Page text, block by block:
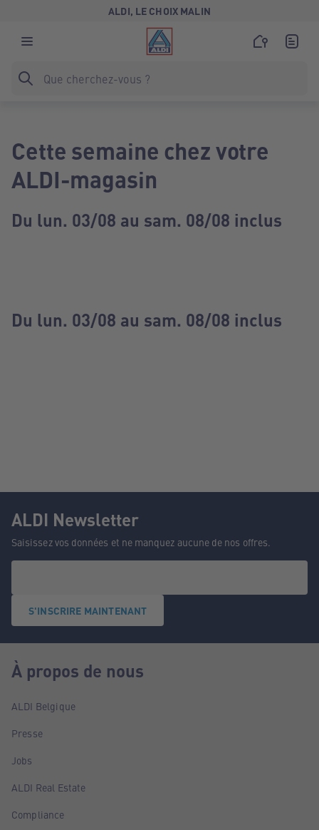
ALDI, LE CHOIX MALIN
Cette semaine chez votre
ALDI-magasin
Du lun. 03/08 au sam. 08/08 inclus
Du lun. 03/08 au sam. 08/08 inclus
ALDI Newsletter
Saisissez vos données et ne manquez aucune de nos offres.
S'INSCRIRE MAINTENANT
À propos de nous
ALDI Belgique
Presse
Jobs
ALDI Real Estate
Compliance